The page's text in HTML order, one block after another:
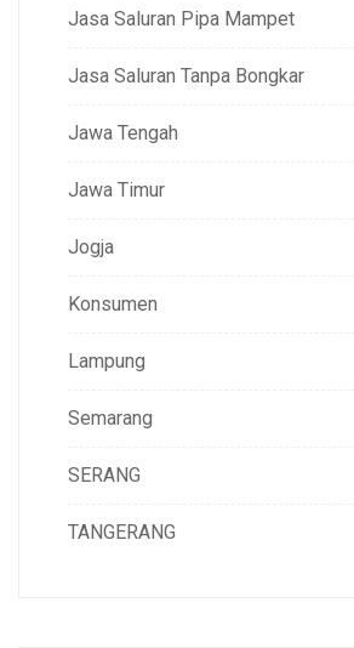
Jasa Saluran Pipa Mampet
Jasa Saluran Tanpa Bongkar
Jawa Tengah
Jawa Timur
Jogja
Konsumen
Lampung
Semarang
SERANG
TANGERANG